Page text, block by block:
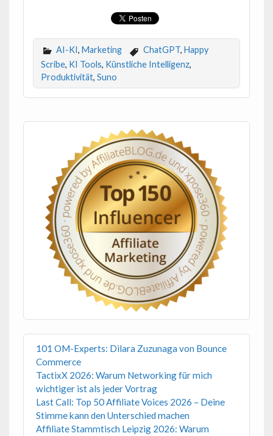
AI-KI, Marketing ChatGPT, Happy
Scribe, KI Tools, Künstliche Intelligenz,
Produktivität, Suno
101 OM-Experts: Dilara Zuzunaga von Bounce
Commerce
TactixX 2026: Warum Networking für mich
wichtiger ist als jeder Vortrag
Last Call: Top 50 Affiliate Voices 2026 – Deine
Stimme kann den Unterschied machen
Affiliate Stammtisch Leipzig 2026: Warum